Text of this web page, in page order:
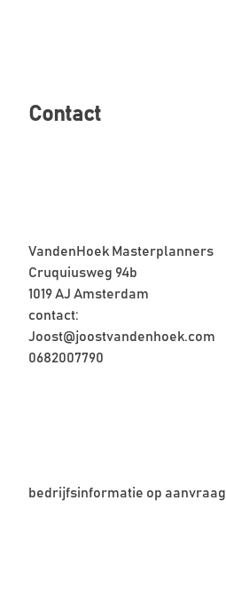
Contact
VandenHoek Masterplanners
Cruquiusweg 94b
1019 AJ Amsterdam
contact:
Joost@joostvandenhoek.com
0682007790
bedrijfsinformatie op aanvraag